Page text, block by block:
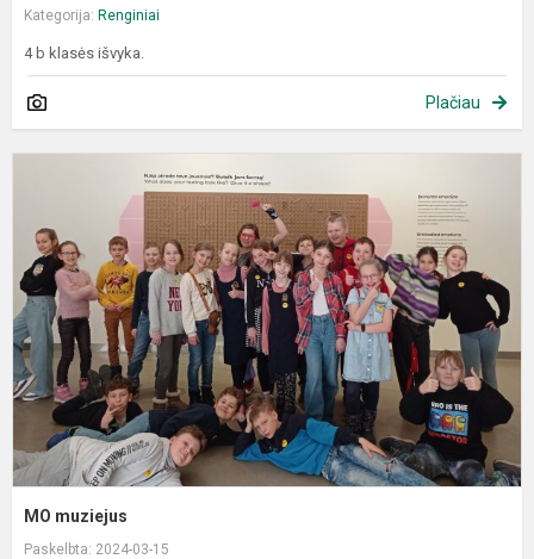
Kategorija: Renginiai
4 b klasės išvyka.
Plačiau
MO muziejus
Paskelbta: 2024-03-15